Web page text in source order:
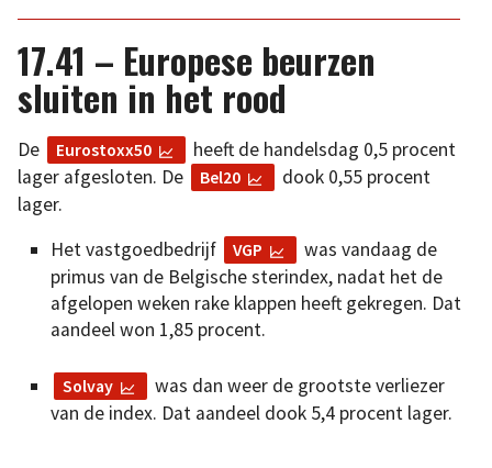
17.41 – Europese beurzen
sluiten in het rood
De Eurostoxx50
heeft de handelsdag 0,5 procent
lager afgesloten. De
Bel20
dook 0,55 procent
lager.
Het vastgoedbedrijf
VGP
was vandaag de
primus van de Belgische sterindex, nadat het de
afgelopen weken rake klappen heeft gekregen. Dat
aandeel won 1,85 procent.
Solvay
was dan weer de grootste verliezer
van de index. Dat aandeel dook 5,4 procent lager.